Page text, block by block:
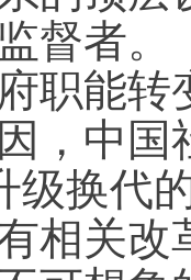
督者。
职能
，中国
级换代
相关